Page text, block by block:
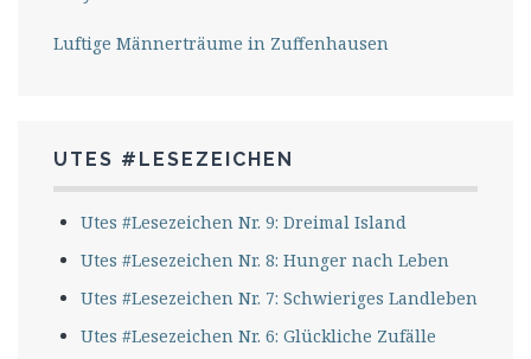
Luftige Männerträume in Zuffenhausen
UTES #LESEZEICHEN
Utes #Lesezeichen Nr. 9: Dreimal Island
Utes #Lesezeichen Nr. 8: Hunger nach Leben
Utes #Lesezeichen Nr. 7: Schwieriges Landleben
Utes #Lesezeichen Nr. 6: Glückliche Zufälle